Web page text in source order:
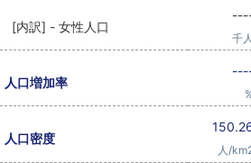
[内訳] - 女性人口
千人
人口増加率
人口密度
人/